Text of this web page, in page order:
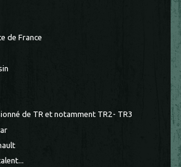
de France
de TR et notamment TR2- TR3